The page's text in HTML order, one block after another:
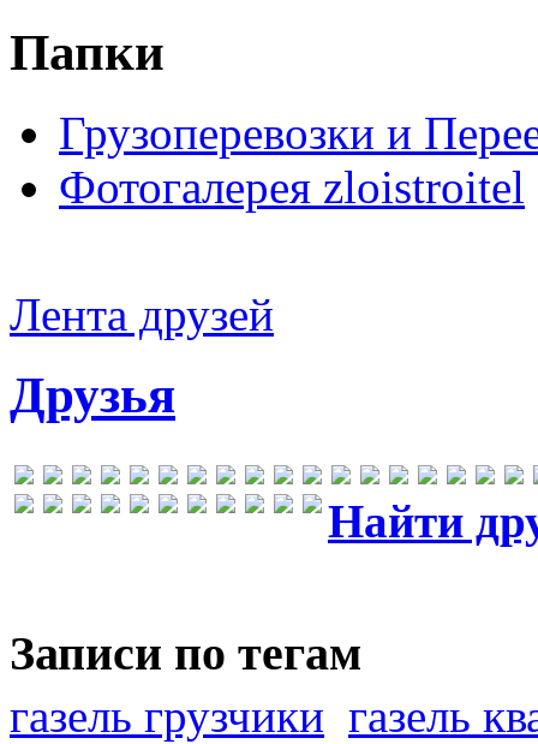
Папки
Грузоперевозки и
Фотогалерея zloistroitel
Лента друзей
Друзья
Найти
Записи по тегам
газель грузчики газель